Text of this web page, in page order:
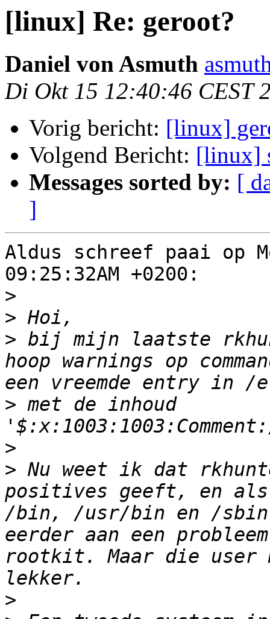
[linux] Re: geroot?
Daniel von Asmuth
Di Okt 15 12:40:46 CEST
Vorig bericht: [linux]
Volgend Bericht: [linux]
Messages sorted by: [
]
Aldus schreef paai op
09:25:32AM +0200:
>
>
> bij mijn laatste
hoop warnings op
> met de inhoud
>
> Nu weet ik dat
positives geeft, en
/bin, /usr/bin en /sbin
eerder aan een
rootkit. Maar die user
>